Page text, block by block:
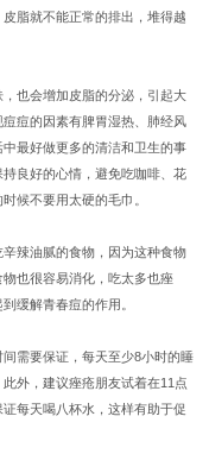
脂就不能正常的排出，堆得越
也会增加皮脂的分泌，引起大
痘的因素有脾胃湿热、肺经风
最好做更多的清洁和卫生的事
良好的心情，避免吃咖啡、花
候不要用太硬的毛巾。
辣油腻的食物，因为这种食物
也很容易消化，吃太多也痤
缓解青春痘的作用。
需要保证，每天至少8小时的睡
外，建议痤疮朋友试着在11点
每天喝八杯水，这样有助于促